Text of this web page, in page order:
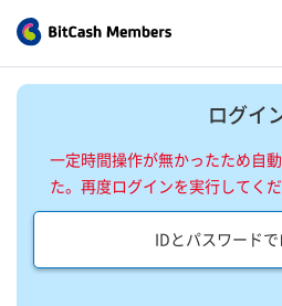
ログイ
一定時間操作が無かったため自
た。再度ログインを実行してくだ
IDとパスワード